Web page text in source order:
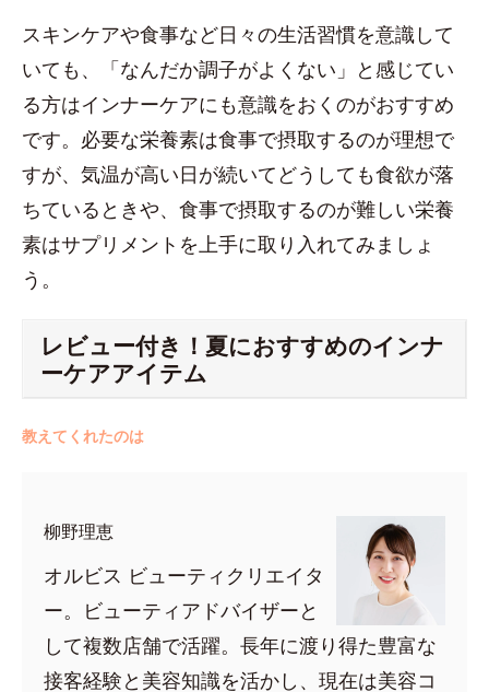
スキンケアや食事など日々の生活習慣を意識して
いても、「なんだか調子がよくない」と感じてい
る方はインナーケアにも意識をおくのがおすすめ
です。必要な栄養素は食事で摂取するのが理想で
すが、気温が高い日が続いてどうしても食欲が落
ちているときや、食事で摂取するのが難しい栄養
素はサプリメントを上手に取り入れてみましょ
う。
レビュー付き！夏におすすめのインナ
ーケアアイテム
教えてくれたのは
柳野理恵
オルビス ビューティクリエイタ
ー。ビューティアドバイザーと
して複数店舗で活躍。長年に渡り得た豊富な
接客経験と美容知識を活かし、現在は美容コ